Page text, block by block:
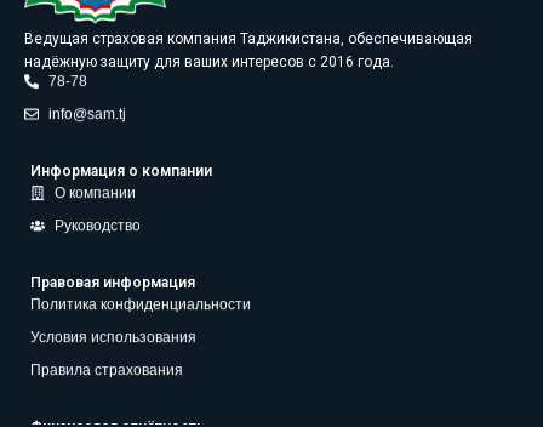
Ведущая страховая компания Таджикистана, обеспечивающая
надёжную защиту для ваших интересов с 2016 года.
78-78
info@sam.tj
Информация о компании
О компании
Руководство
Правовая информация
Политика конфиденциальности
Условия использования
Правила страхования